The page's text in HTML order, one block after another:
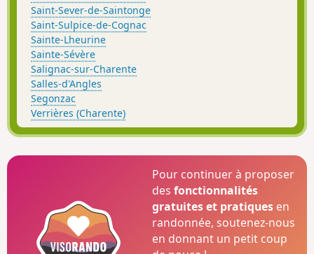
Saint-Sever-de-Saintonge
Saint-Sulpice-de-Cognac
Sainte-Lheurine
Sainte-Sévère
Salignac-sur-Charente
Salles-d'Angles
Segonzac
Verrières (Charente)
Pour continuer à proposer
desfonctionnalités
gratuites et pratiques en
randonnée, soutenez-nous
en donnant un petit coup